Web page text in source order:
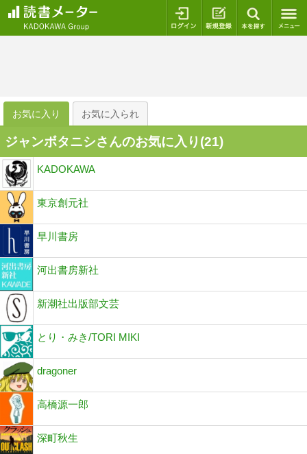
ログイン 新規登録
お気に入り お気に入られ
ジャンボタニシさんのお気に入り(21)
KADOKAWA
東京創元社
早川書房
河出書房新社
新潮社出版部文芸
とり・みき/TORI MIKI
dragoner
高橋源一郎
深町秋生